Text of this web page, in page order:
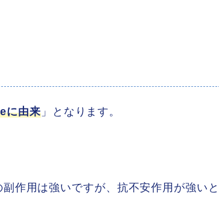
に由来」となります。
作用は強いですが、抗不安作用が強いと